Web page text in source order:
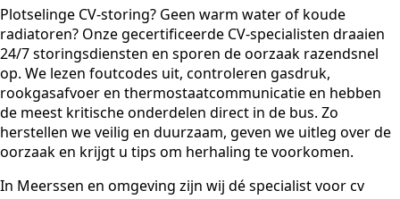
Plotselinge CV-storing? Geen warm water of koude
radiatoren? Onze gecertificeerde CV-specialisten draaien
24/7 storingsdiensten en sporen de oorzaak razendsnel
op. We lezen foutcodes uit, controleren gasdruk,
rookgasafvoer en thermostaatcommunicatie en hebben
de meest kritische onderdelen direct in de bus. Zo
herstellen we veilig en duurzaam, geven we uitleg over de
oorzaak en krijgt u tips om herhaling te voorkomen.
In Meerssen en omgeving zijn wij dé specialist voor cv